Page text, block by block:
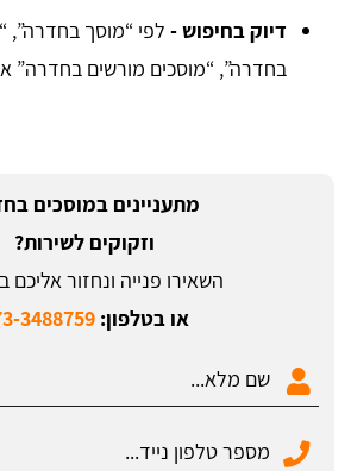
דיוק בחיפוש - לפי “מוסך בחדרה”,
בחדרה”, “מוסכים מורשים בחדרה”
מתעניינים במוסכים
וזקוקים לשירות?
השאירו פנייה ונחזור
או בטלפון:3488759